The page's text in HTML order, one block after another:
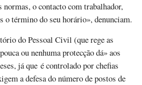
normas, o contacto com trabalhador,
o término do seu horário», denunciam.
do Pessoal Civil (que rege as
ou nenhuma protecção dá» aos
já que é controlado por chefias
a defesa do número de postos de